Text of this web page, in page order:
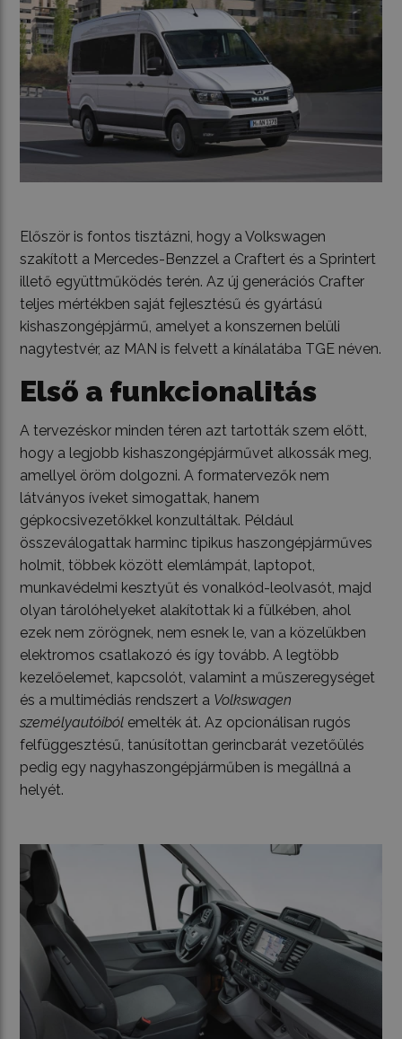
Először is fontos tisztázni, hogy a Volkswagen
szakított a Mercedes-Benzzel a Craftert és a Sprintert
illető együttműködés terén. Az új generációs Crafter
teljes mértékben saját fejlesztésű és gyártású
kishaszongépjármű, amelyet a konszernen belüli
nagytestvér, az MAN is felvett a kínálatába TGE néven.
Első a funkcionalitás
A tervezéskor minden téren azt tartották szem előtt,
hogy a legjobb kishaszongépjárművet alkossák meg,
amellyel öröm dolgozni. A formatervezők nem
látványos íveket simogattak, hanem
gépkocsivezetőkkel konzultáltak. Például
összeválogattak harminc tipikus haszongépjárműves
holmit, többek között elemlámpát, laptopot,
munkavédelmi kesztyűt és vonalkód-leolvasót, majd
olyan tárolóhelyeket alakítottak ki a fülkében, ahol
ezek nem zörögnek, nem esnek le, van a közelükben
elektromos csatlakozó és így tovább. A legtöbb
kezelőelemet, kapcsolót, valamint a műszeregységet
és a multimédiás rendszert a Volkswagen
személyautóiból emelték át. Az opcionálisan rugós
felfüggesztésű, tanúsítottan gerincbarát vezetőülés
pedig egy nagyhaszongépjárműben is megállná a
helyét.